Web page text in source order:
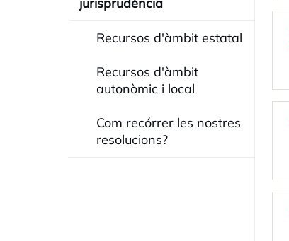
Recursos d'àmbit estatal
Recursos d'àmbit
autonòmic i local
Com recórrer les nostres
resolucions?